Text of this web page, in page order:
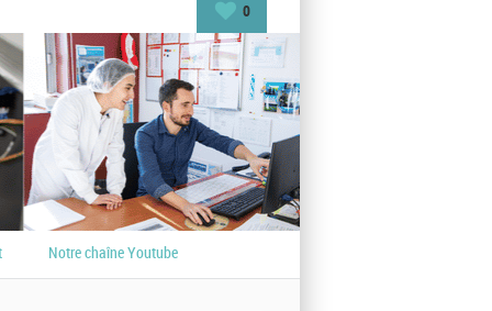
0
Notre chaîne Youtube